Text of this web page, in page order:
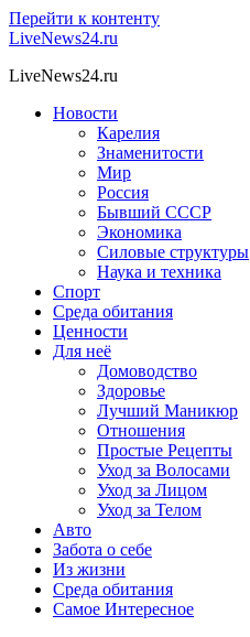
Перейти к контенту
LiveNews24.ru
LiveNews24.ru
Новости
Карелия
Знаменитости
Мир
Россия
Бывший СССР
Экономика
Силовые структуры
Наука и техника
Спорт
Среда обитания
Ценности
Для неё
Домоводство
Здоровье
Лучший Маникюр
Отношения
Простые Рецепты
Уход за Волосами
Уход за Лицом
Уход за Телом
Авто
Забота о себе
Из жизни
Среда обитания
Самое Интересное